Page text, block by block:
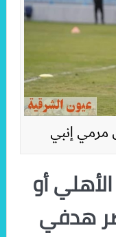
مرمي إنبي
أو
هدفي